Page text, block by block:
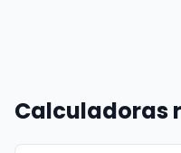
Calculadoras